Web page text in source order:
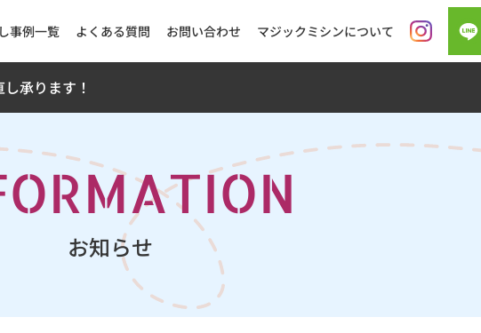
事例一覧 よくある質問 お問い合わせ マジックミシンについて
承ります！
お知らせ